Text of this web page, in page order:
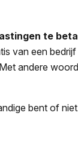
te
van een
andere
bent of